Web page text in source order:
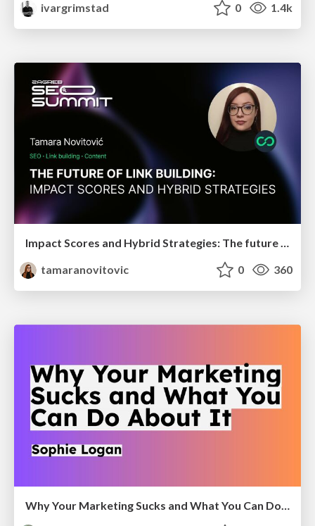
ivargrimstad
0 1.4k
Impact Scores and Hybrid Strategies: The future of link building
tamaranovitovic
0 360